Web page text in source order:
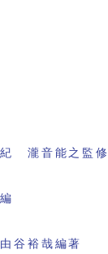
紀 瀧音能之監修
谷裕哉編著